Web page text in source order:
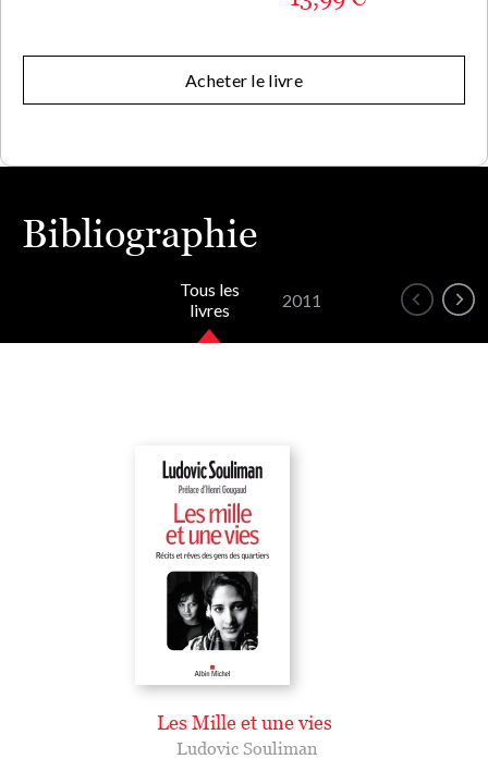
Acheter le livre
Bibliographie
Tous les
livres
2011
Les Mille et une vies
Ludovic Souliman